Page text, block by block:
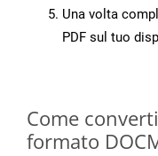
Una volta
PDF sul tuo
Come
formato